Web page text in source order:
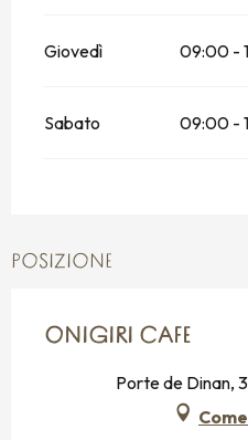
Giovedì 09:00 -
Sabato 09:00 -
POSIZIONE
ONIGIRI CAFE
Porte de Dinan,